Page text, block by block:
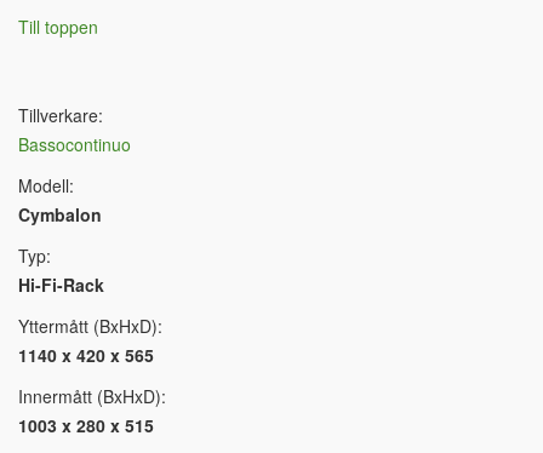
Till toppen
Tillverkare:
Bassocontinuo
Modell:
Cymbalon
Typ:
Hi-Fi-Rack
Yttermått (BxHxD):
1140 x 420 x 565
Innermått (BxHxD):
1003 x 280 x 515